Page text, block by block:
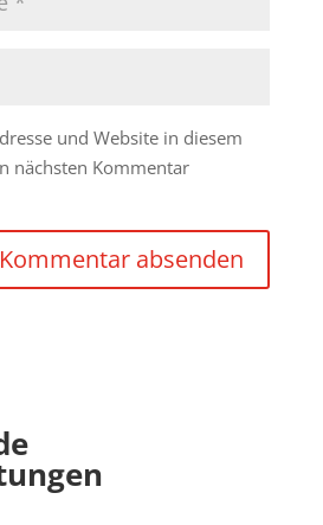
und Website in diesem
nächsten Kommentar